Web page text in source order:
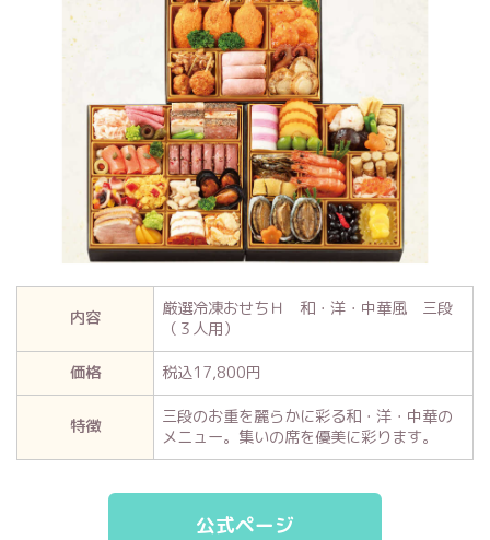
内容
厳選冷凍おせちＨ 和・洋・中華風 三段
（３人用）
価格
税込17,800円
特徴
三段のお重を麗らかに彩る和・洋・中華の
メニュー。集いの席を優美に彩ります。
公式ページ